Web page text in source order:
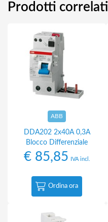
Prodotti correlati
ABB
DDA202 2x40A 0,3A
Blocco Differenziale
€85,85 IVA incl.
Ordina ora